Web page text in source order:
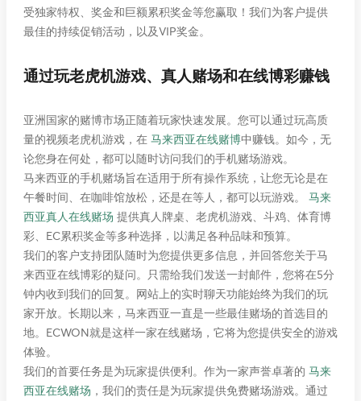
受独家特权、奖金和巨额累积奖金等您赢取！我们为客户提供
最佳的持续促销活动，以及VIP奖金。
通过玩老虎机游戏、真人赌场和在线博彩赚钱
亚洲国家的赌博市场正随着玩家快速发展。您可以通过玩高质
量的视频老虎机游戏，在 马来西亚在线赌博中赚钱。如今，无
论您身在何处，都可以随时访问我们的手机赌场游戏。
马来西亚的手机赌场旨在适用于所有操作系统，让您无论是在
午餐时间、在咖啡馆放松，还是在等人，都可以玩游戏。 马来
西亚真人在线赌场 提供真人牌桌、老虎机游戏、斗鸡、体育博
彩、EC累积奖金等多种选择，以满足各种品味和预算。
我们的客户支持团队随时为您提供更多信息，并回答您关于马
来西亚在线博彩的疑问。只需给我们发送一封邮件，您将在5分
钟内收到我们的回复。网站上的实时聊天功能始终为我们的玩
家开放。长期以来，马来西亚一直是一些最佳赌场的首选目的
地。ECWON就是这样一家在线赌场，它将为您提供安全的游戏
体验。
我们的首要任务是为玩家提供便利。作为一家声誉卓著的 马来
西亚在线赌场 ，我们的责任是为玩家提供免费赌场游戏。通过